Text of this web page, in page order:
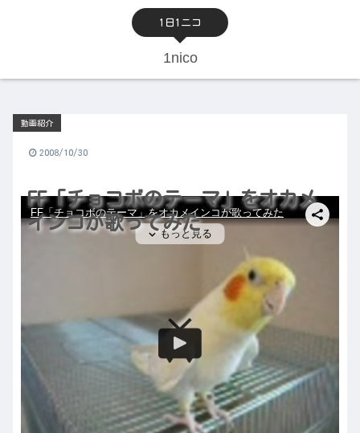
1日1ニコ
1nico
FF「チョコボのテーマ」をオカメ
インコが歌ってみた
動画紹介
2008/10/30